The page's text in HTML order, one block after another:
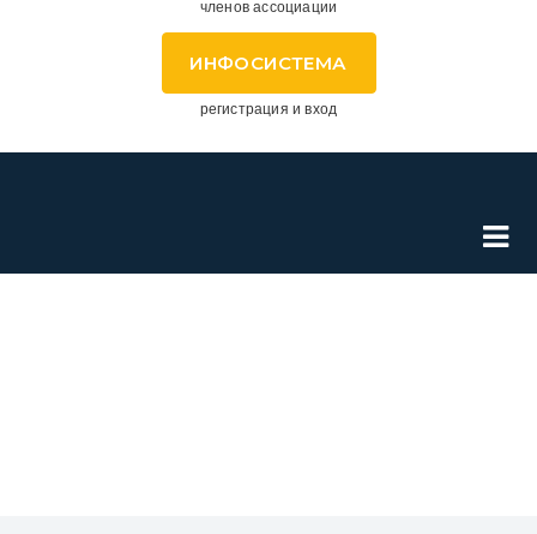
членов ассоциации
ИНФОСИСТЕМА
регистрация и вход